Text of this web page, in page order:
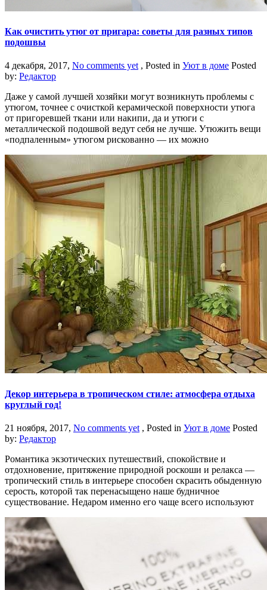
Как очистить утюг от пригара: советы для разных типов
подошвы
4 декабря, 2017, No comments yet, Posted in Уют в доме Posted
by: Редактор
Даже у самой лучшей хозяйки могут возникнуть проблемы с
утюгом, точнее с очисткой керамической поверхности утюга
от пригоревшей ткани или накипи, да и утюги с
металлической подошвой ведут себя не лучше. Утюжить вещи
«подпаленным» утюгом рискованно — их можно
Декор интерьера в тропическом стиле: атмосфера отдыха
круглый год!
21 ноября, 2017, No comments yet , Posted in Уют в доме Posted
by: Редактор
Романтика экзотических путешествий, спокойствие и
отдохновение, притяжение природной роскоши и релакса —
тропический стиль в интерьере способен скрасить обыденную
серость, которой так перенасыщено наше будничное
существование. Недаром именно его чаще всего используют